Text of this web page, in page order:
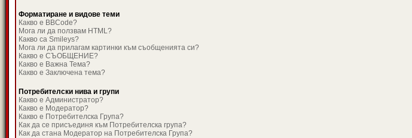
Форматиране и видове теми
Какво е BBCode?
Мога ли да ползвам HTML?
Какво са Smileys?
Мога ли да прилагам картинки към съобщенията си?
Какво е СЪОБЩЕНИЕ?
Какво е Важна Тема?
Какво е Заключена тема?
Потребителски нива и групи
Какво е Администратор?
Какво е Модератор?
Какво е Потребителска Група?
Как да се присъединя към Потребителска група?
Как да стана Модератор на Потребителска Група?